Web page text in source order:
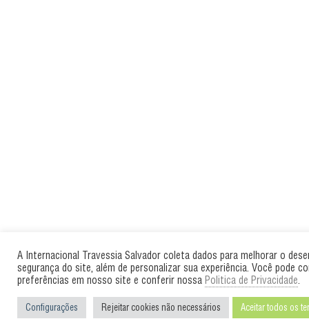
A Internacional Travessia Salvador coleta dados para melhorar o
segurança do site, além de personalizar sua experiência. Você pode
preferências em nosso site e conferir nossa Politica de Privacidade.
Configurações Rejeitar cookies não necessários Aceitar todos os